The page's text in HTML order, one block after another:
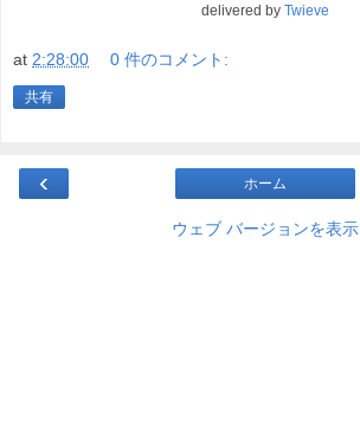
delivered by Twieve
at 2:28:00 0 件のコメント:
共有
‹ ホーム
ウェブ バージョンを表示